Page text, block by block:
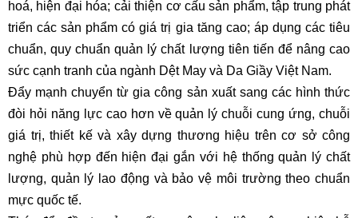
hoá, hiện đại hóa; cải thiện cơ cấu sản phẩm, tập trung phát
triển các sản phẩm có giá trị gia tăng cao; áp dụng các tiêu
chuẩn, quy chuẩn quản lý chất lượng tiên tiến để nâng cao
sức cạnh tranh của ngành Dệt May và Da Giầy Việt Nam.
Đẩy mạnh chuyển từ gia công sản xuất sang các hình thức
đòi hỏi năng lực cao hơn về quản lý chuỗi cung ứng, chuỗi
giá trị, thiết kế và xây dựng thương hiệu trên cơ sở công
nghệ phù hợp đến hiện đại gắn với hệ thống quản lý chất
lượng, quản lý lao động và bảo vệ môi trường theo chuẩn
mực quốc tế.